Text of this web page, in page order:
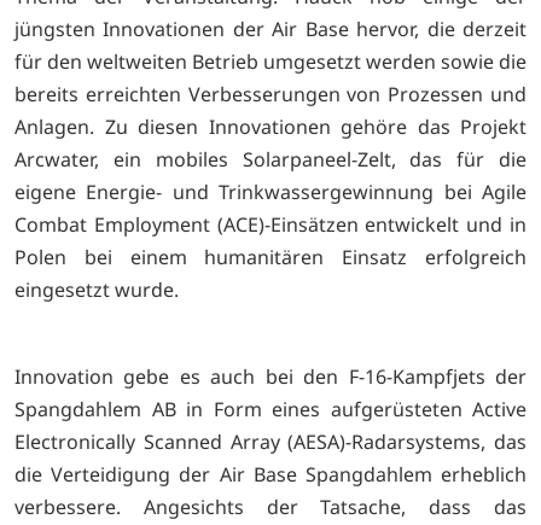
jüngsten Innovationen der Air Base hervor, die derzeit
für den weltweiten Betrieb umgesetzt werden sowie die
bereits erreichten Verbesserungen von Prozessen und
Anlagen. Zu diesen Innovationen gehöre das Projekt
Arcwater, ein mobiles Solarpaneel-Zelt, das für die
eigene Energie- und Trinkwassergewinnung bei Agile
Combat Employment (ACE)-Einsätzen entwickelt und in
Polen bei einem humanitären Einsatz erfolgreich
eingesetzt wurde.
Innovation gebe es auch bei den F-16-Kampfjets der
Spangdahlem AB in Form eines aufgerüsteten Active
Electronically Scanned Array (AESA)-Radarsystems, das
die Verteidigung der Air Base Spangdahlem erheblich
verbessere. Angesichts der Tatsache, dass das